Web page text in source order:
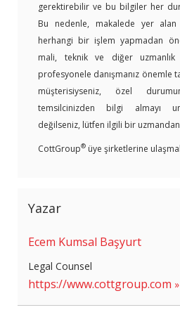
gerektirebilir ve bu bilgiler her
Bu nedenle, makalede yer
herhangi bir işlem yapmadan
mali, teknik ve diğer
profesyonele danışmanız önemle
müşterisiyseniz, özel
temsilcinizden bilgi almayı
değilseniz, lütfen ilgili bir uzmandan
CottGroup® üye şirketlerine
Yazar
Ecem Kumsal Başyurt
Legal Counsel
https://www.cottgroup.com